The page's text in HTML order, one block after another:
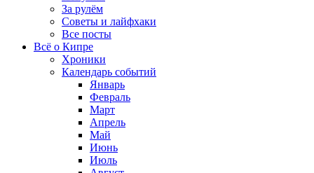
За рулём
Советы и лайфхаки
Все посты
Всё о Кипре
Хроники
Календарь событий
Январь
Февраль
Март
Апрель
Май
Июнь
Июль